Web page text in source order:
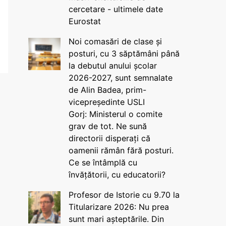
cercetare - ultimele date
Eurostat
Noi comasări de clase și
posturi, cu 3 săptămâni până
la debutul anului școlar
2026-2027, sunt semnalate
de Alin Badea, prim-
vicepreședinte USLI
Gorj: Ministerul o comite
grav de tot. Ne sună
directorii disperați că
oamenii rămân fără posturi.
Ce se întâmplă cu
învățătorii, cu educatorii?
Profesor de Istorie cu 9.70 la
Titularizare 2026: Nu prea
sunt mari așteptările. Din